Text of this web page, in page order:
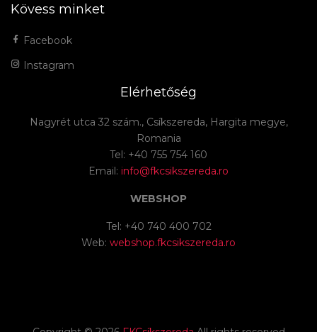
Kövess minket
Facebook
Instagram
Elérhetőség
Nagyrét utca 32 szám., Csíkszereda, Hargita megye,
Romania
Tel: +40 755 754 160
Email: info@fkcsikszereda.ro
WEBSHOP
Tel: +40 740 400 702
Web: webshop.fkcsikszereda.ro